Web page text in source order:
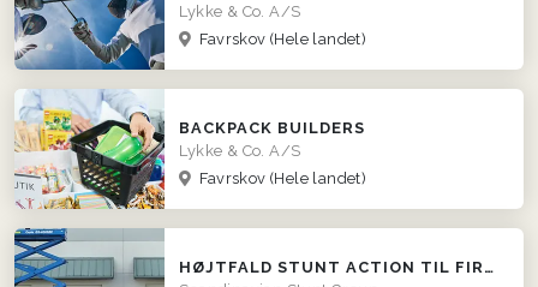
Lykke & Co. A/S
Favrskov (Hele landet)
BACKPACK BUILDERS
Lykke & Co. A/S
Favrskov (Hele landet)
HØJTFALD STUNT ACTION TIL FIRMAER